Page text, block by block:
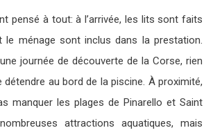
pensé à tout: à l’arrivée, les lits sont faits
ménage sont inclus dans la prestation.
journée de découverte de la Corse, rien
détendre au bord de la piscine. À proximité,
manquer les plages de Pinarello et Saint
attractions aquatiques, mais